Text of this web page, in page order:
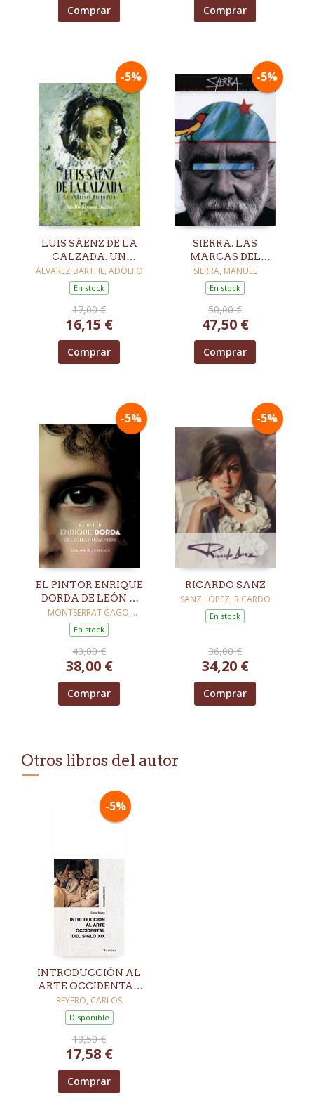
Comprar Comprar
-5%
LUIS SÁENZ DE LA
CALZADA. UN
ANÁLISIS
PICTÓRICO
ÁLVAREZ BARTHE, ADOLFO
En stock
17,00 €
16,15 €
Comprar
-5%
SIERRA. LAS
MARCAS DEL
TIEMPO
SIERRA, MANUEL
En stock
50,00 €
47,50 €
Comprar
-5%
EL PINTOR ENRIQUE
DORDA DE LEÓN A
NUEVA YORK
MONTSERRAT GAGO,
PABLO
En stock
40,00 €
38,00 €
Comprar
-5%
RICARDO SANZ
SANZ LÓPEZ, RICARDO
En stock
36,00 €
34,20 €
Comprar
Otros libros del autor
-5%
INTRODUCCIÓN AL
ARTE OCCIDENTAL
DEL SIGLO XIX
REYERO, CARLOS
Disponible
18,50 €
17,58 €
Comprar